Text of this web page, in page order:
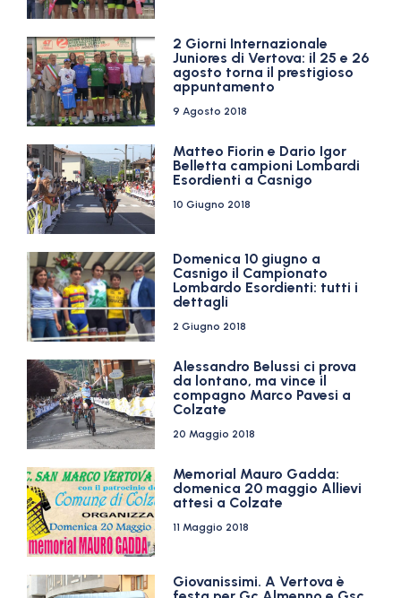
2 Giorni Internazionale
Juniores di Vertova: il 25 e 26
agosto torna il prestigioso
appuntamento
9 Agosto 2018
Matteo Fiorin e Dario Igor
Belletta campioni Lombardi
Esordienti a Casnigo
10 Giugno 2018
Domenica 10 giugno a
Casnigo il Campionato
Lombardo Esordienti: tutti i
dettagli
2 Giugno 2018
Alessandro Belussi ci prova
da lontano, ma vince il
compagno Marco Pavesi a
Colzate
20 Maggio 2018
Memorial Mauro Gadda:
domenica 20 maggio Allievi
attesi a Colzate
11 Maggio 2018
Giovanissimi. A Vertova è